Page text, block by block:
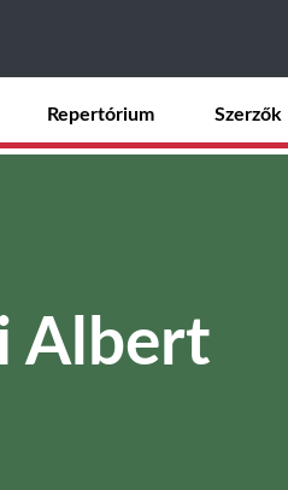
Repertórium Szerzők
Albert